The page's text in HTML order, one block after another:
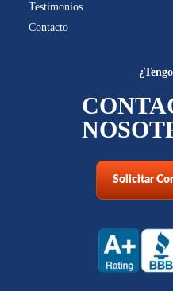
Testimonios
Contacto
Solicitar